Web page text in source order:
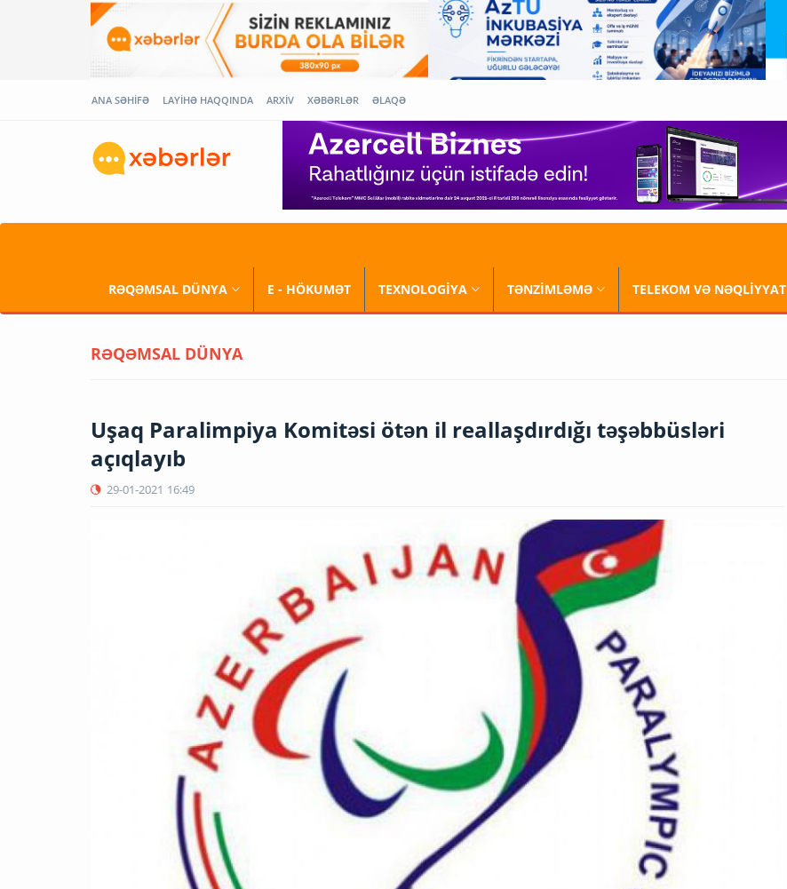
ANA SƏHİFƏ LAYİHƏ HAQQINDA ARXİV XƏBƏRLƏR ƏLAQƏ
RƏQƏMSAL DÜNYA E - HÖKUMƏT TEXNOLOGİYA TƏNZİMLƏMƏ TELEKOM VƏ NƏQLİYYAT
RƏQƏMSAL DÜNYA
Uşaq Paralimpiya Komitəsi ötən il reallaşdırdığı təşəbbüsləri
açıqlayıb
29-01-2021 16:49